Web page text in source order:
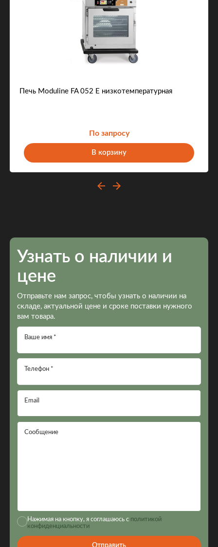
Печь Moduline FA 052 E низкотемпературная
По запросу
В корзину
Узнать о наличии и
цене
Отправьте нам запрос, чтобы узнать о наличии на
складе, актуальной цене и сроке поставки нужного
вам товара.
Ваше имя *
Телефон *
Email
Сообщение
Нажимая на кнопку, я соглашаюсь с политикой
конфиденциальности
Отправить